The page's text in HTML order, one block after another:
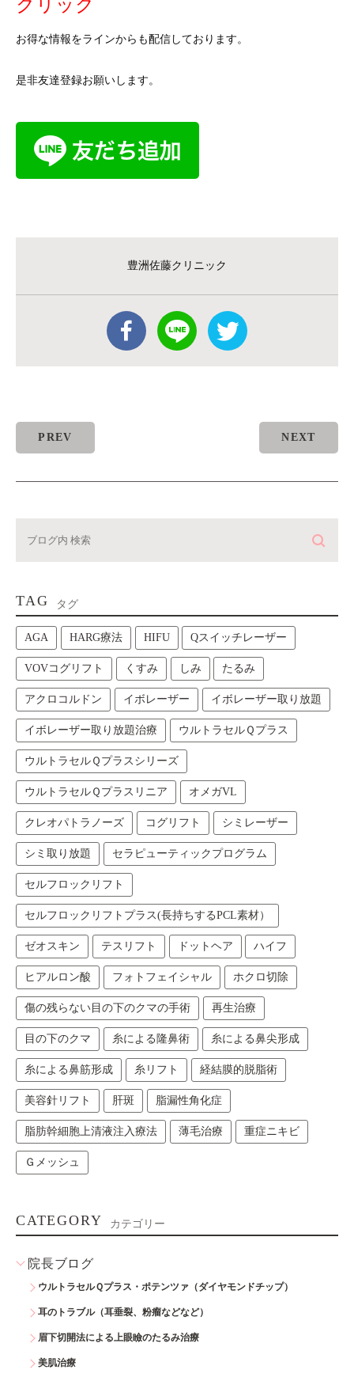
クリック
お得な情報をラインからも配信しております。
是非友達登録お願いします。
豊洲佐藤クリニック
PREV NEXT
TAG タグ
AGA HARG療法 HIFU Qスイッチレーザー
VOVコグリフト くすみ しみ たるみ
アクロコルドン イボレーザー イボレーザー取り放題
イボレーザー取り放題治療 ウルトラセルＱプラス
ウルトラセルＱプラスシリーズ
ウルトラセルＱプラスリニア オメガVL
クレオパトラノーズ コグリフト シミレーザー
シミ取り放題 セラピューティックプログラム
セルフロックリフト
セルフロックリフトプラス(長持ちするPCL素材）
ゼオスキン テスリフト ドットヘア ハイフ
ヒアルロン酸 フォトフェイシャル ホクロ切除
傷の残らない目の下のクマの手術 再生治療
目の下のクマ 糸による隆鼻術 糸による鼻尖形成
糸による鼻筋形成 糸リフト 経結膜的脱脂術
美容針リフト 肝斑 脂漏性角化症
脂肪幹細胞上清液注入療法 薄毛治療 重症ニキビ
Ｇメッシュ
CATEGORY カテゴリー
院長ブログ
ウルトラセルＱプラス・ポテンツァ（ダイヤモンドチップ）
耳のトラブル（耳垂裂、粉瘤などなど）
眉下切開法による上眼瞼のたるみ治療
美肌治療